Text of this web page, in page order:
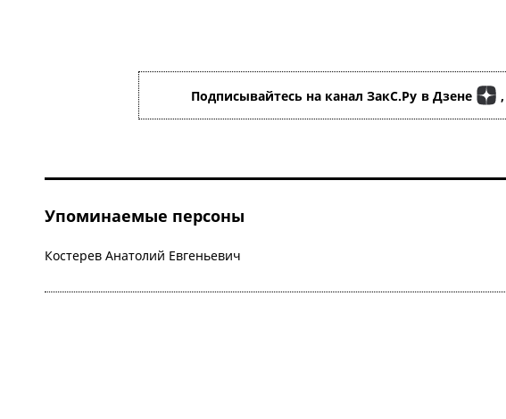
Подписывайтесь на канал ЗакС.Ру в Дзене ,
Упоминаемые персоны
Костерев Анатолий Евгеньевич